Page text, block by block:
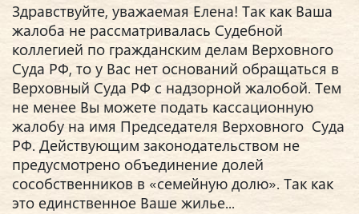
Здравствуйте, уважаемая Елена! Так как Ваша
жалоба не рассматривалась Судебной
коллегией по гражданским делам Верховного
Суда РФ, то у Вас нет оснований обращаться в
Верховный Суда РФ с надзорной жалобой. Тем
не менее Вы можете подать кассационную
жалобу на имя Председателя Верховного Суда
РФ. Действующим законодательством не
предусмотрено объединение долей
сособственников в «семейную долю». Так как
это единственное Ваше жилье...